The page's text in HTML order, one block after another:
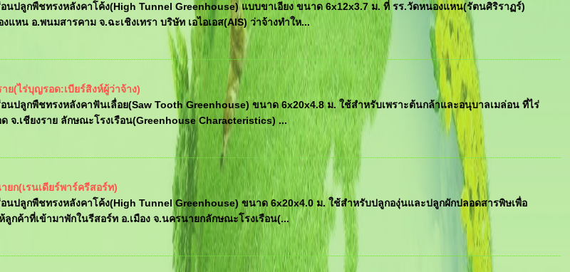
อนปลูกพืชทรงหลังคาโค้ง(High Tunnel Greenhouse) แบบขาเอียง ขนาด 6x12x3.7 ม. ที่ รร.วัดหนองแหน(รัตนศิริราฏร์)
แหน อ.พนมสารคาม จ.ฉะเชิงเทรา บริษัท เอไอเอส(AIS) ว่าจ้างทำให...
าย(ไร่บุญรอด:เบียร์สิงห์ผู้ว่าจ้าง)
อนปลูกพืชทรงหลังคาฟันเลื่อย(Saw Tooth Greenhouse) ขนาด 6x20x4.8 ม. ใช้สำหรับเพราะต้นกล้าและอนุบาลเมล่อน ที่ไร่
จ.เชียงราย ลักษณะโรงเรือน(Greenhouse Characteristics) ...
ยก(เรนเดียร์พาร์ครีสอร์ท)
อนปลูกพืชทรงหลังคาโค้ง(High Tunnel Greenhouse) ขนาด 6x20x4.0 ม. ใช้สำหรับปลูกองุ่นและปลูกผักปลอดสารพิษเพื่อ
ลูกค้าที่เข้ามาพักในรีสอร์ท อ.เมือง จ.นครนายกลักษณะโรงเรือน(...